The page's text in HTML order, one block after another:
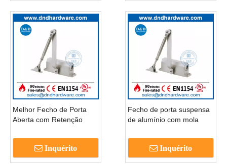
Melhor Fecho de Porta
Aberta com Retenção
DDDC001
Inquérito
Fecho de porta suspensa
de alumínio com mola
Inquérito